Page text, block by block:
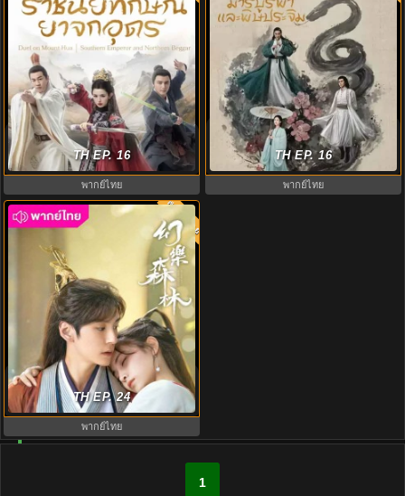
มังกรหยก ภาคราชันทักษิณและ
ยาจกอุดร พากย์ไทย EP.1-8 (จบ)
TH EP. 16
พากย์ไทย
มังกรหยก ภาคมารบูรพาและพิษ
ประจิม Duel on Mount Hua พากย์
ไทย
TH EP. 16
พากย์ไทย
คีตาพานพบ พากย์ไทย (2024) Echo
of Her Voice EP.1-24
7.0 พากย์ไทย
TH EP. 24
พากย์ไทย
1